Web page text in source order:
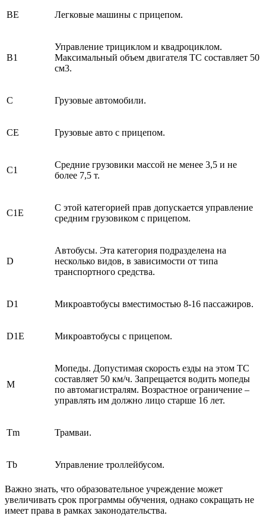
BE Легковые машины с прицепом.
B1
Управление трициклом и квадроциклом.
Максимальный объем двигателя ТС составляет 50
см3.
C Грузовые автомобили.
CE Грузовые авто с прицепом.
C1
Средние грузовики массой не менее 3,5 и не
более 7,5 т.
C1E
С этой категорией прав допускается управление
средним грузовиком с прицепом.
D
Автобусы. Эта категория подразделена на
несколько видов, в зависимости от типа
транспортного средства.
D1 Микроавтобусы вместимостью 8-16 пассажиров.
D1E Микроавтобусы с прицепом.
M
Мопеды. Допустимая скорость езды на этом ТС
составляет 50 км/ч. Запрещается водить мопеды
по автомагистралям. Возрастное ограничение –
управлять им должно лицо старше 16 лет.
Tm Трамваи.
Tb Управление троллейбусом.
Важно знать, что образовательное учреждение может
увеличивать срок программы обучения, однако сокращать не
имеет права в рамках законодательства.